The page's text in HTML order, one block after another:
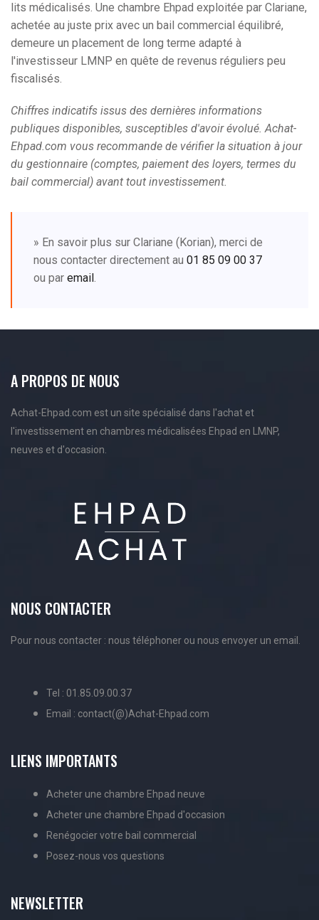
lits médicalisés. Une chambre Ehpad exploitée par Clariane,
achetée au juste prix avec un bail commercial équilibré,
demeure un placement de long terme adapté à
l'investisseur LMNP en quête de revenus réguliers peu
fiscalisés.
Chiffres indicatifs issus des dernières informations
publiques disponibles, susceptibles d'avoir évolué. Achat-
Ehpad.com vous recommande de vérifier la situation à jour
du gestionnaire (comptes, paiement des loyers, termes du
bail commercial) avant tout investissement.
» En savoir plus sur Clariane (Korian), merci de
nous contacter directement au 01 85 09 00 37
ou par email .
A PROPOS DE NOUS
Achat-Ehpad.com est un site spécialisé dans l'achat et
l'investissement en chambres médicalisées Ehpad en LMNP,
neuves et d'occasion.
NOUS CONTACTER
Pour nous contacter : nous téléphoner ou nous envoyer un email.
Tel : 01.85.09.00.37
Email : contact(@)Achat-Ehpad.com
LIENS IMPORTANTS
Acheter une chambre Ehpad neuve
Acheter une chambre Ehpad d'occasion
Renégocier votre bail commercial
Posez-nous vos questions
NEWSLETTER